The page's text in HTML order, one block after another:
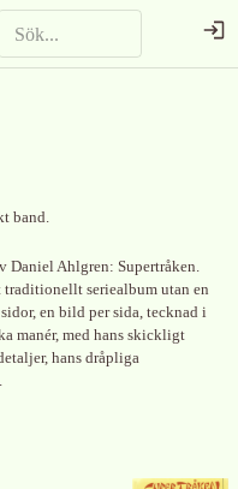
band.
Daniel Ahlgren: Supertråken.
traditionellt seriealbum utan en
en bild per sida, tecknad i
manér, med hans skickligt
hans dråpliga